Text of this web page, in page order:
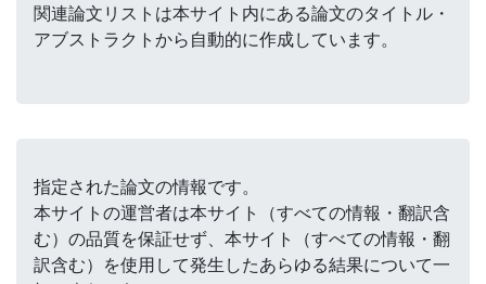
関連論文リストは本サイト内にある論文のタイトル・
アブストラクトから自動的に作成しています。
指定された論文の情報です。
本サイトの運営者は本サイト（すべての情報・翻訳含
む）の品質を保証せず、本サイト（すべての情報・翻
訳含む）を使用して発生したあらゆる結果について一